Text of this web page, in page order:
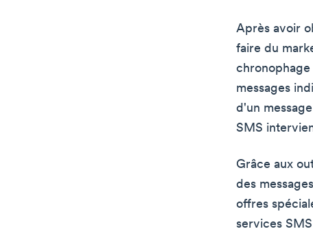
Après avoir
faire du
chronophage
messages
d'un
SMS
Grâce aux
des
offres
services